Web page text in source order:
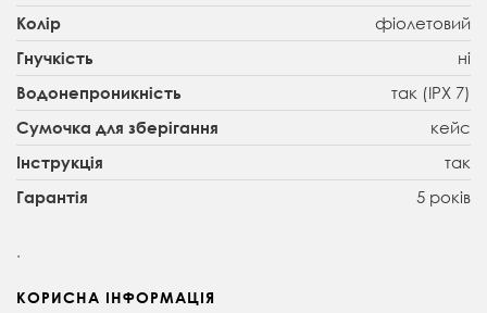
Колір фіолетовий
Гнучкість ні
Водонепроникність так (IPX 7)
Сумочка для зберігання кейс
Інструкція так
Гарантія 5 років
.
КОРИСНА ІНФОРМАЦІЯ